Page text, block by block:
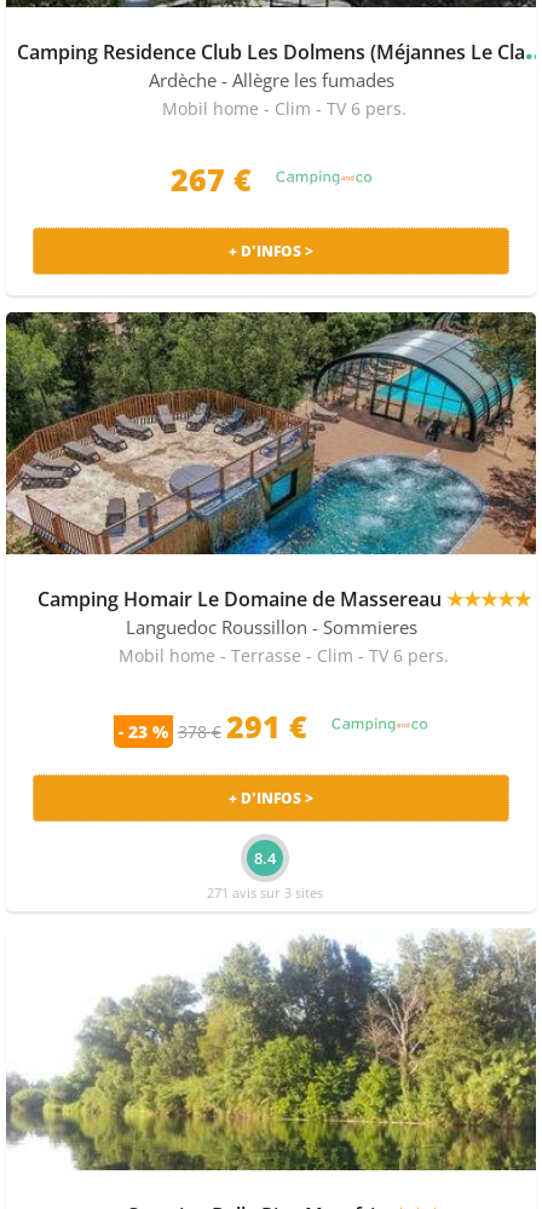
amping Residence Club
Ardèche - Allègre les fumades
Mobil home - Clim - TV 6 pers.
267 €
+ D'INFOS >
Camping Homair Le Domaine de Massereau ★★★★★
Languedoc Roussillon - Sommieres
Mobil home - Terrasse - Clim - TV 6 pers.
- 23 % 378 € 291 €
+ D'INFOS >
8.4
271 avis sur 3 sites